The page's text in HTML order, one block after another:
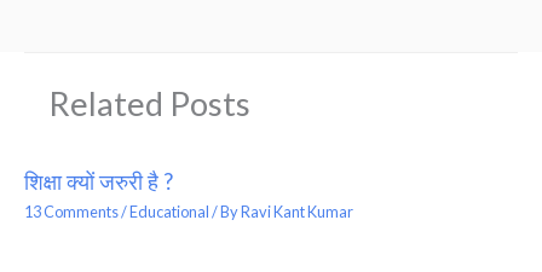
Related Posts
शिक्षा क्यों जरुरी है ?
13 Comments/Educational/ ByRavi Kant Kumar